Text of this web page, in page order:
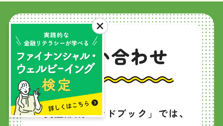
お問い合わせ
「資産形成ハンドブック」では、